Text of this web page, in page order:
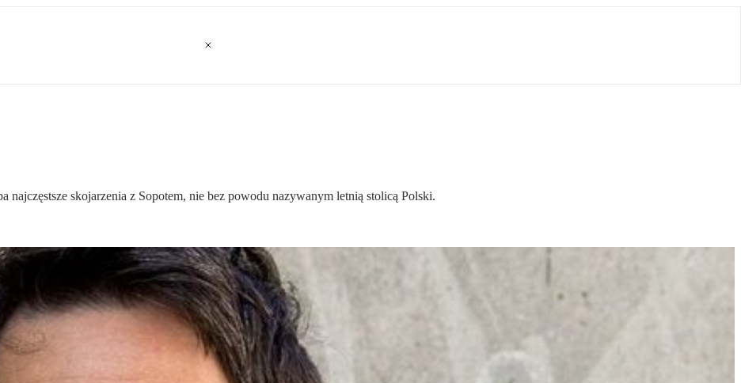
najczęstsze skojarzenia z Sopotem, nie bez powodu nazywanym letnią stolicą Polski.